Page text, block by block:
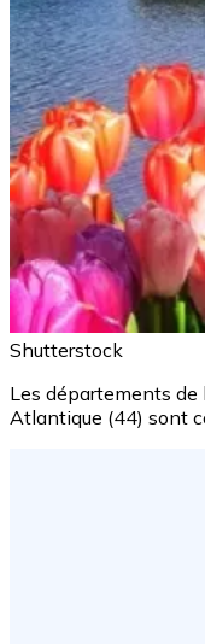
Shutterstock
Les départements de
Atlantique (44) sont